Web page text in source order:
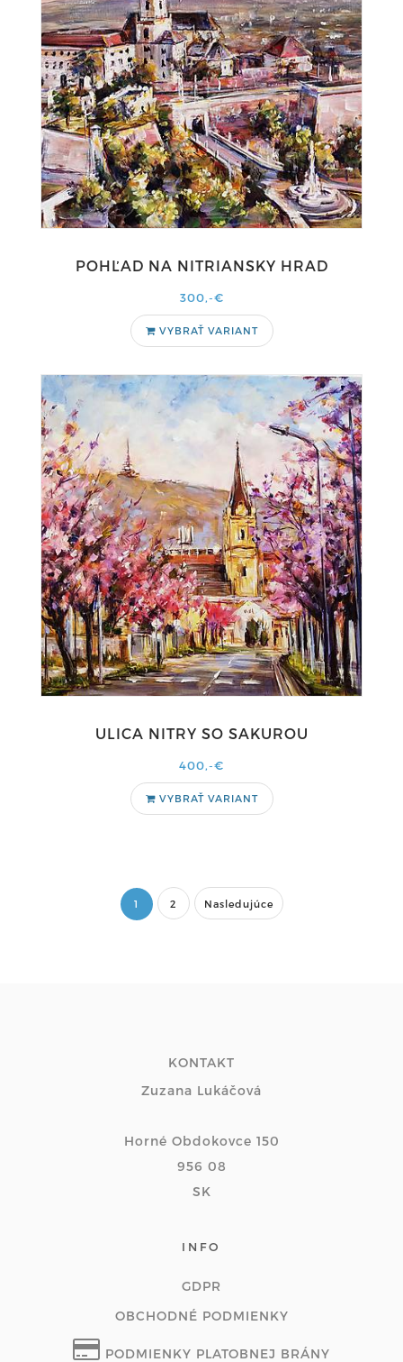
POHĽAD NA NITRIANSKY HRAD
300,-€
VYBRAŤ VARIANT
ULICA NITRY SO SAKUROU
400,-€
VYBRAŤ VARIANT
1 2 Nasledujúce
KONTAKT
Zuzana Lukáčová
Horné Obdokovce 150
956 08
SK
INFO
GDPR
OBCHODNÉ PODMIENKY
PODMIENKY PLATOBNEJ BRÁNY